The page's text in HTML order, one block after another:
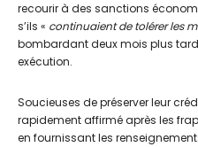
recourir à des sanctions
s’ils « continuaient de tolérer les
bombardant deux mois plus
exécution.
Soucieuses de préserver leur
rapidement affirmé après les
en fournissant les